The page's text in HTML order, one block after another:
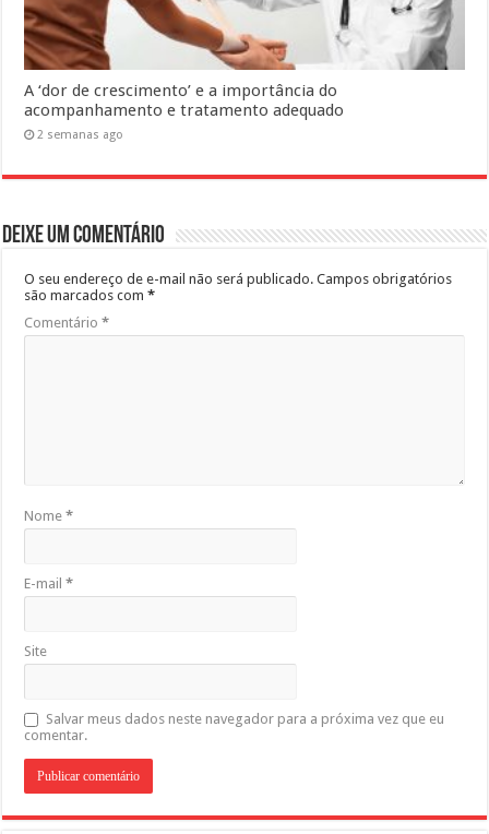
A ‘dor de crescimento’ e a importância do
acompanhamento e tratamento adequado
2 semanas ago
Deixe um comentário
O seu endereço de e-mail não será publicado. Campos obrigatórios
são marcados com*
Comentário*
Nome*
E-mail*
Site
Salvar meus dados neste navegador para a próxima vez que eu
comentar.